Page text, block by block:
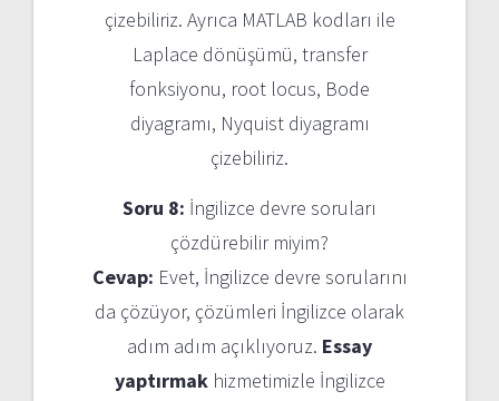
çizebiliriz. Ayrıca MATLAB kodları ile
Laplace dönüşümü, transfer
fonksiyonu, root locus, Bode
diyagramı, Nyquist diyagramı
çizebiliriz.
Soru 8: İngilizce devre soruları
çözdürebilir miyim?
Cevap: Evet, İngilizce devre sorularını
da çözüyor, çözümleri İngilizce olarak
adım adım açıklıyoruz. Essay
yaptırmakhizmetimizle İngilizce